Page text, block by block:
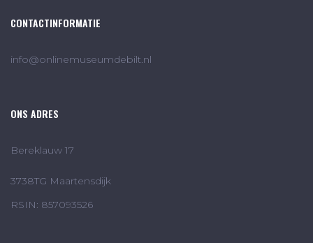
CONTACTINFORMATIE
info@onlinemuseumdebilt.nl
ONS ADRES
Bereklauw 17
3738TG Maartensdijk
RSIN: 857093526